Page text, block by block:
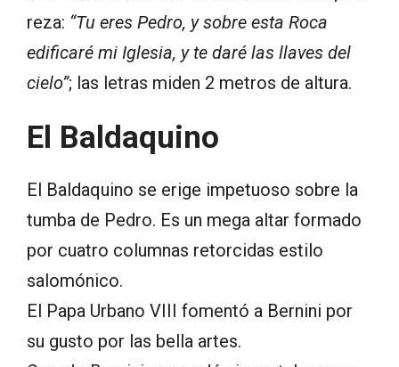
reza: “Tu eres Pedro, y sobre esta Roca
edificaré mi Iglesia, y te daré las llaves del
cielo”; las letras miden 2 metros de altura.
El Baldaquino
El Baldaquino se erige impetuoso sobre la
tumba de Pedro. Es un mega altar formado
por cuatro columnas retorcidas estilo
salomónico.
El Papa Urbano VIII fomentó a Bernini por
su gusto por las bella artes.